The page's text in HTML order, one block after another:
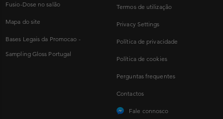
Fusio-Dose no salão
Mapa do site
Bases Legais da Promocao -
Sampling Gloss Portugal
Termos de utilização
Privacy Settings
Política de privacidade
Política de cookies
Perguntas frequentes
Contactos
Fale connosco